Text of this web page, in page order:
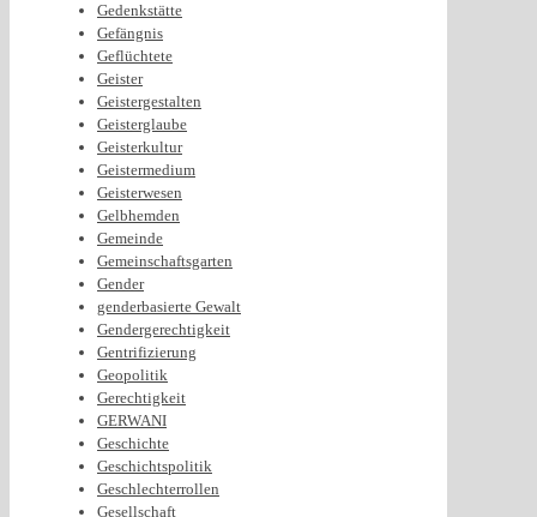
Gedenkstätte
Gefängnis
Geflüchtete
Geister
Geistergestalten
Geisterglaube
Geisterkultur
Geistermedium
Geisterwesen
Gelbhemden
Gemeinde
Gemeinschaftsgarten
Gender
genderbasierte Gewalt
Gendergerechtigkeit
Gentrifizierung
Geopolitik
Gerechtigkeit
GERWANI
Geschichte
Geschichtspolitik
Geschlechterrollen
Gesellschaft